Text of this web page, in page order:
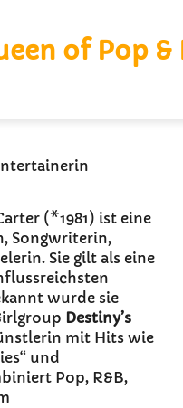
of Pop &
(*1981) ist eine
Songwriterin,
Sie gilt als eine
wurde sie
Destiny’s
mit Hits wie
und
Pop, R&B,